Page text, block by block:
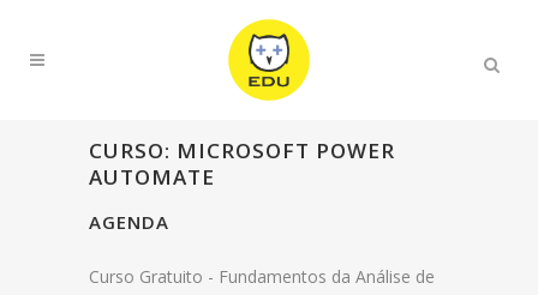
CURSO: MICROSOFT POWER
AUTOMATE
AGENDA
Curso Gratuito - Fundamentos da Análise de